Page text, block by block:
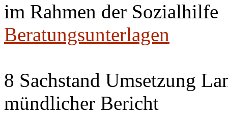
im Rahmen der Sozialhilfe
Beratungsunterlagen
8 Sachstand Umsetzung
mündlicher Bericht